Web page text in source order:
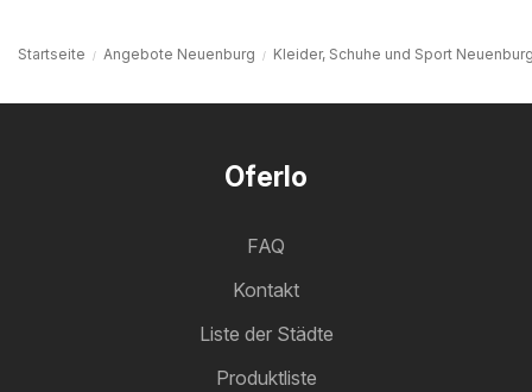
Startseite Angebote Neuenburg Kleider, Schuhe und Sport
Oferlo
FAQ
Kontakt
Liste der Städte
Produktliste